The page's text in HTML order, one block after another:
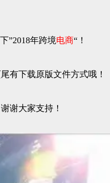
”2018年跨境电商“！
有下载原版文件方式哦！
谢大家支持！